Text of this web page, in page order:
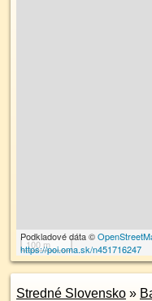
100 m
Podkladové dáta ©
https://poi.oma.sk/n451716247
Stredné Slovensko »